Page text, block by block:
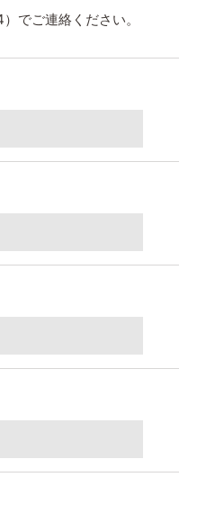
でご連絡ください。